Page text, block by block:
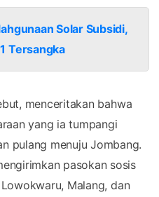
Solar Subsidi,
Tersangka
menceritakan bahwa
yang ia tumpangi
pulang menuju Jombang.
pasokan sosis
Malang, dan